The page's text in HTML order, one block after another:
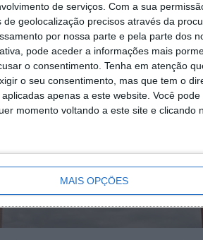
de serviços. Com a sua
de geolocalização precisos através da
por nossa parte e pela parte dos
pode aceder a informações mais
o consentimento. Tenha em atenção
o seu consentimento, mas que tem o
apenas a este website. Você
momento voltando a este site e clicando
MAIS OPÇÕES